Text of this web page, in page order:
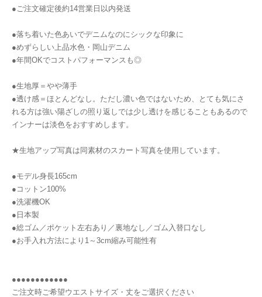
●ご注文確定後約14営業日以内発送
●落ち着いた色あいでデニムなのにシックな印象に
●めずらしい上品水色・岡山デニム
●年間OKでコストパフォーマンスも◎
●生地厚＝やや薄手
●透け感＝ほとんどなし。ただし濃い色ではないため、とても気にさ
れる方は強い陽ざしの照り返しでは少し透けを感じることもあるので
インナーは淡色をおすすめします。
★生地アップ写真は同素材のスカート写真を使用しています。
●モデル身長165cm
●コットン100%
●洗濯機OK
●日本製
●総ゴム／ポケット左右あり／裏地なし／ゴム入替口なし
●お手入れ方法により1～3cm縮み可能性有
●●●●●●●●●●●●
ご注文時ご希望ウエストサイズ・丈をご選択ください